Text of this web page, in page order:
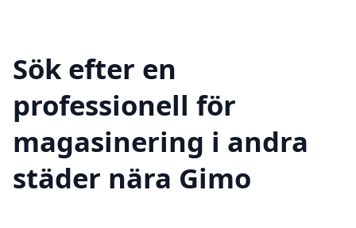
Sök efter en
professionell för
magasinering i andra
städer nära Gimo